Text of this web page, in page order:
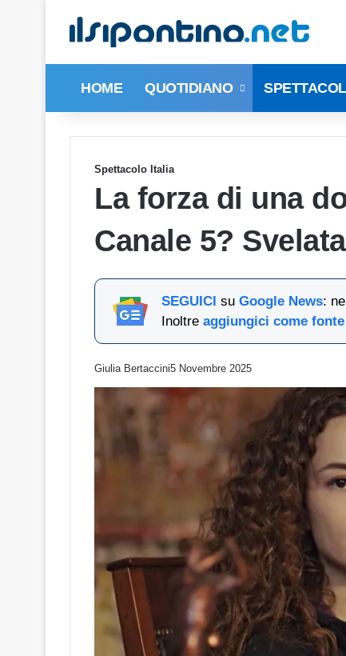
HOME QUOTIDIANO
Spettacolo Italia
La forza di una
Canale 5?
SEGUICI su Google News:
Inoltre aggiungici come
Giulia Bertaccini5 Novembre 2025